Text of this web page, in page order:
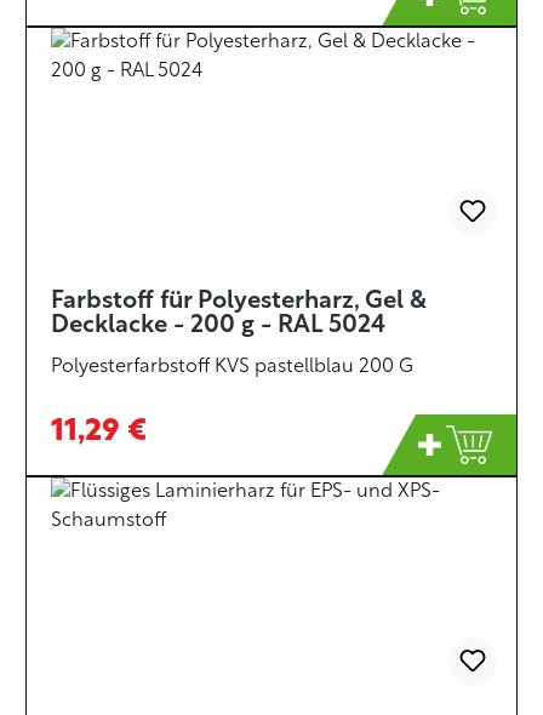
Farbstoff für Polyesterharz, Gel &
Decklacke - 200 g - RAL 5024
Polyesterfarbstoff KVS pastellblau 200 G
11,29 €